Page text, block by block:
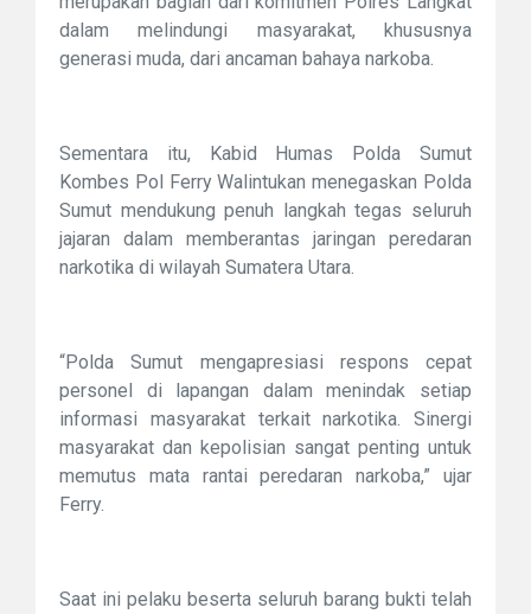
dalam melindungi masyarakat, khususnya
generasi muda, dari ancaman bahaya narkoba.
Sementara itu, Kabid Humas Polda Sumut
Kombes Pol Ferry Walintukan menegaskan Polda
Sumut mendukung penuh langkah tegas seluruh
jajaran dalam memberantas jaringan peredaran
narkotika di wilayah Sumatera Utara.
“Polda Sumut mengapresiasi respons cepat
personel di lapangan dalam menindak setiap
informasi masyarakat terkait narkotika. Sinergi
masyarakat dan kepolisian sangat penting untuk
memutus mata rantai peredaran narkoba,” ujar
Ferry.
Saat ini pelaku beserta seluruh barang bukti telah